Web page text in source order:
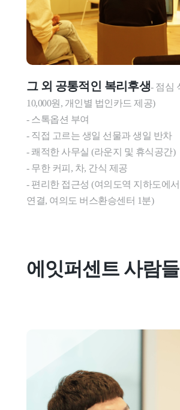
그 외 공통적인 복리후생- 점심
10,000원, 개인별 법인카드 제공)
- 스톡옵션 부여
- 직접 고르는 생일 선물과 생일 반차
- 쾌적한 사무실 (라운지 및 휴식공간)
- 무한 커피, 차, 간식 제공
- 편리한 접근성 (여의도역 지하도에
연결, 여의도 버스환승센터 1분)
에잇퍼센트 사람들